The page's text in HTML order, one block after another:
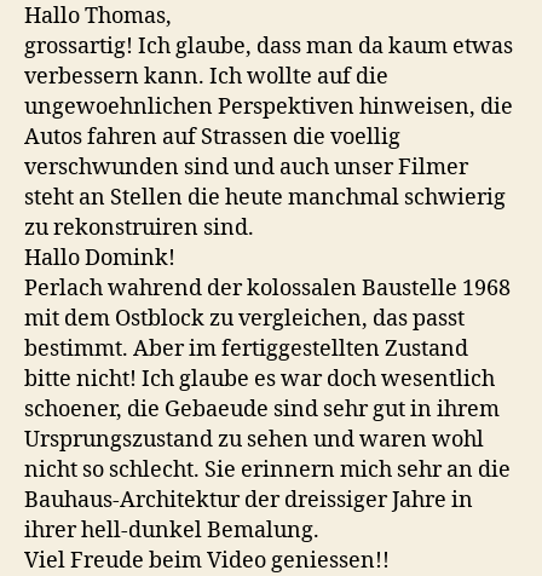
Hallo Thomas,
grossartig! Ich glaube, dass man da kaum etwas
verbessern kann. Ich wollte auf die
ungewoehnlichen Perspektiven hinweisen, die
Autos fahren auf Strassen die voellig
verschwunden sind und auch unser Filmer
steht an Stellen die heute manchmal schwierig
zu rekonstruiren sind.
Hallo Domink!
Perlach wahrend der kolossalen Baustelle 1968
mit dem Ostblock zu vergleichen, das passt
bestimmt. Aber im fertiggestellten Zustand
bitte nicht! Ich glaube es war doch wesentlich
schoener, die Gebaeude sind sehr gut in ihrem
Ursprungszustand zu sehen und waren wohl
nicht so schlecht. Sie erinnern mich sehr an die
Bauhaus-Architektur der dreissiger Jahre in
ihrer hell-dunkel Bemalung.
Viel Freude beim Video geniessen!!